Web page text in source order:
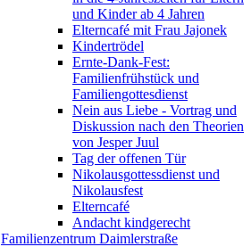
und Kinder ab 4 Jahren
Elterncafé mit Frau Jajonek
Kindertrödel
Ernte-Dank-Fest:
Familienfrühstück und
Familiengottesdienst
Nein aus Liebe - Vortrag und
Diskussion nach den Theorien
von Jesper Juul
Tag der offenen Tür
Nikolausgottessdienst und
Nikolausfest
Elterncafé
Andacht kindgerecht
Familienzentrum Daimlerstraße